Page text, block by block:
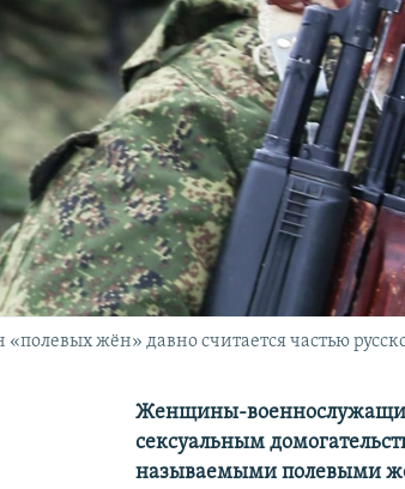
жён» давно считается частью
Женщины-военнослужащие
сексуальным
называемыми полевыми